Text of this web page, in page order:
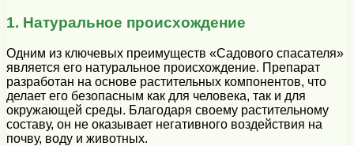
1. Натуральное происхождение
Одним из ключевых преимуществ «Садового спасателя»
является его натуральное происхождение. Препарат
разработан на основе растительных компонентов, что
делает его безопасным как для человека, так и для
окружающей среды. Благодаря своему растительному
составу, он не оказывает негативного воздействия на
почву, воду и животных.